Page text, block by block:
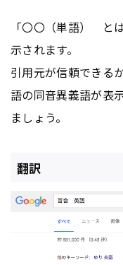
「〇〇（単語） と
示されます。
引用元が信頼できる
語の同音異義語が表
ましょう。
翻訳